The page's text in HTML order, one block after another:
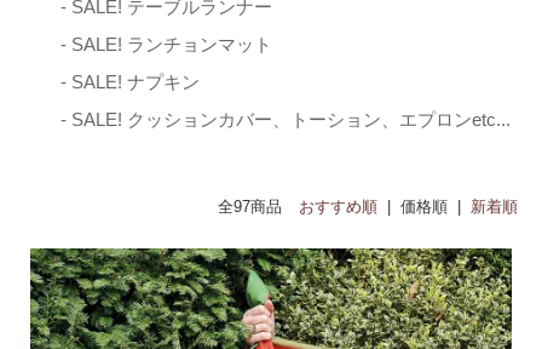
- SALE! テーブルランナー
- SALE! ランチョンマット
- SALE! ナプキン
- SALE! クッションカバー、トーション、エプロンetc...
全97商品 おすすめ順 | 価格順 | 新着順